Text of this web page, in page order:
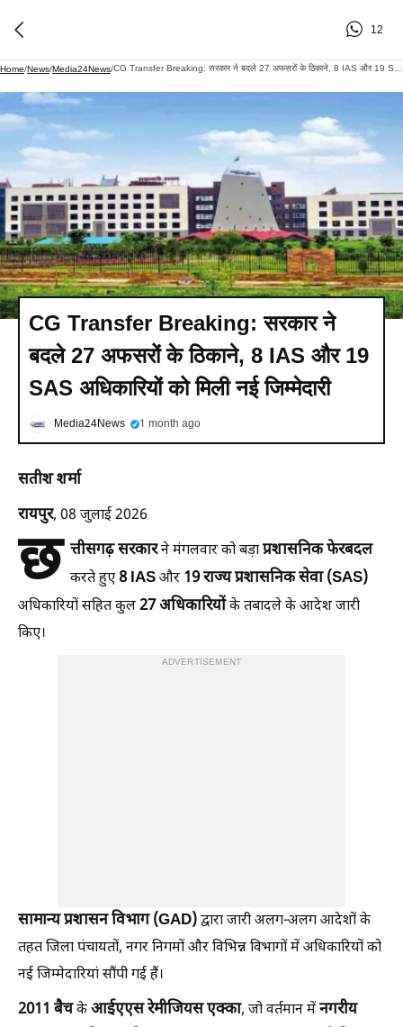
12
Home/News/Media24News/
CG Transfer Breaking: सरकार ने
बदले 27 अफसरों के ठिकाने, 8 IAS और 19
SAS अधिकारियों को मिली नई जिम्मेदारी
Media24News 1 month ago
सतीश शर्मा
रायपुर, 08 जुलाई 2026
छ त्तीसगढ़ सरकारने मंगलवार को बड़ाप्रशासनिक फेरबदल
करते हुए 8 IASऔर 19 राज्य प्रशासनिक सेवा (SAS)
अधिकारियों सहित कुल27 अधिकारियोंके तबादले के आदेश जारी
किए।
ADVERTISEMENT
सामान्य प्रशासन विभाग (GAD)द्वारा जारी अलग-अलग आदेशों के
तहत जिला पंचायतों, नगर निगमों और विभिन्न विभागों में अधिकारियों को
नई जिम्मेदारियां सौंपी गई हैं।
2011 बैचकेआईएएस रेमीजियस एक्का, जो वर्तमान मेंनगरीय